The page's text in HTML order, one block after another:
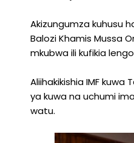
Akizungumza kuhusu
Balozi Khamis Mussa
mkubwa ili kufikia
Aliihakikishia IMF
ya kuwa na uchumi
watu.